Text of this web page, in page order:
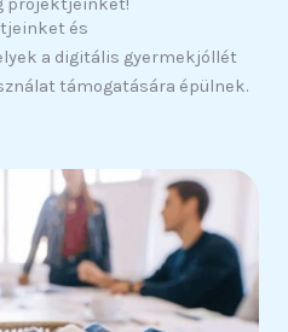
és
a digitális gyermekjóllét
támogatására épülnek.